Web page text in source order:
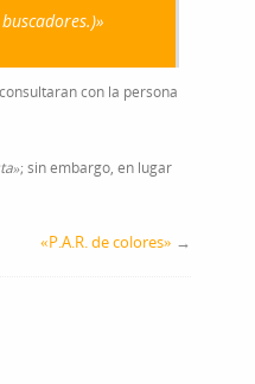
con la persona
; sin embargo, en lugar
«P.A.R. de colores» →